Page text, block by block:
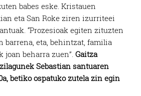
babes eske. Kristauen
eta San Roke ziren izurriteei
“Prozesioak egiten zituzten
barrena, eta, behintzat, familia
joan beharra zuen”.Gaitza
Sebastian santuaren
betiko ospatuko zutela zin egin